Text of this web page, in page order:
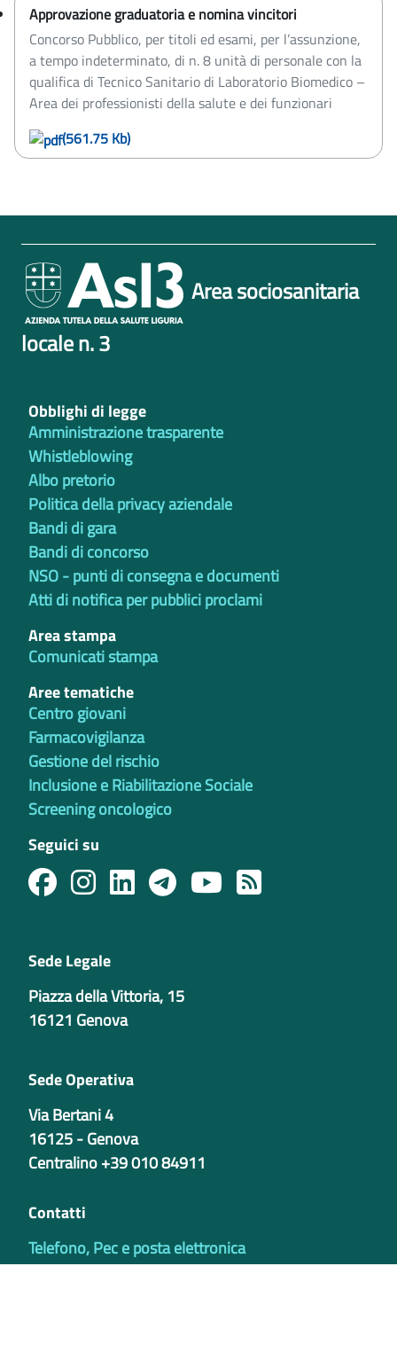
Approvazione graduatoria e nomina vincitori
Concorso Pubblico, per titoli ed esami, per l’assunzione,
a tempo indeterminato, di n. 8 unità di personale con la
qualifica di Tecnico Sanitario di Laboratorio Biomedico –
Area dei professionisti della salute e dei funzionari
(561.75 Kb)
Area sociosanitaria
locale n. 3
Obblighi di legge
Amministrazione trasparente
Whistleblowing
Albo pretorio
Politica della privacy aziendale
Bandi di gara
Bandi di concorso
NSO - punti di consegna e documenti
Atti di notifica per pubblici proclami
Area stampa
Comunicati stampa
Aree tematiche
Centro giovani
Farmacovigilanza
Gestione del rischio
Inclusione e Riabilitazione Sociale
Screening oncologico
Seguici su
Sede Legale
Piazza della Vittoria, 15
16121 Genova
Sede Operativa
Via Bertani 4
16125 - Genova
Centralino +39 010 84911
Contatti
Telefono, Pec e posta elettronica